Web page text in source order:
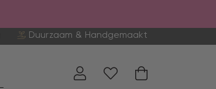
Duurzaam & Handgemaakt